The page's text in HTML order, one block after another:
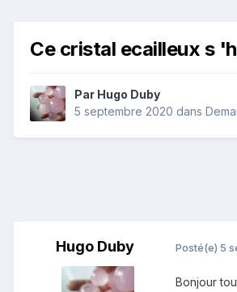
Ce cristal ecailleux s
Par Hugo Duby
5 septembre 2020 dans
Hugo Duby Posté(e) 5
Bonjour